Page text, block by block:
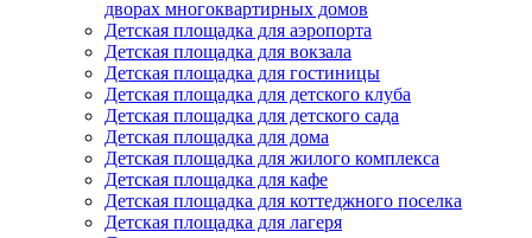
дворах многоквартирных домов
Детская площадка для аэропорта
Детская площадка для вокзала
Детская площадка для гостиницы
Детская площадка для детского клуба
Детская площадка для детского сада
Детская площадка для дома
Детская площадка для жилого комплекса
Детская площадка для кафе
Детская площадка для коттеджного поселка
Детская площадка для лагеря